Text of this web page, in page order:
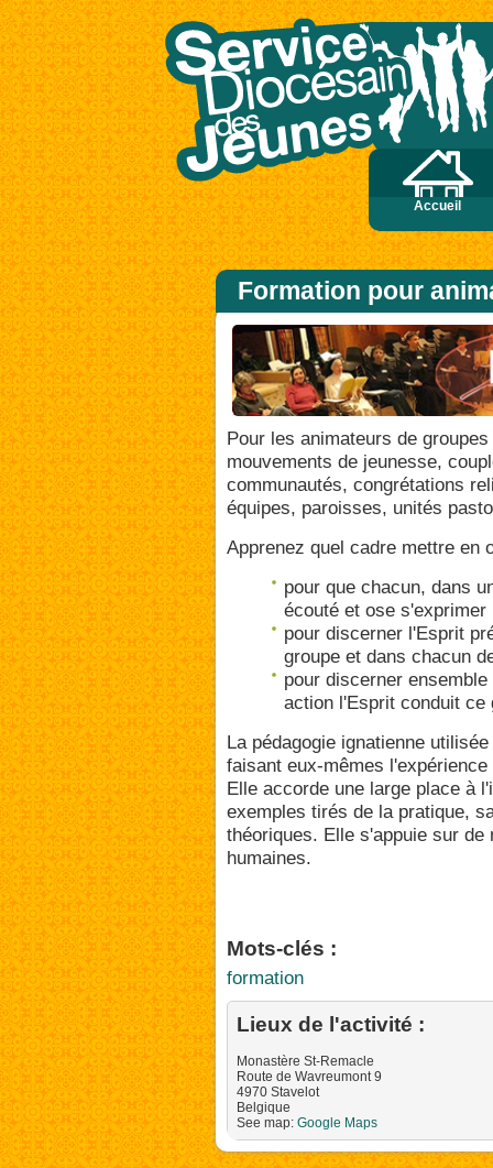
de foi, pourquoi as-tu douté ? » Et quand ils furent montés dans la
Accueil
Formation pour
Pour les animateurs de
mouvements de jeunesse,
communautés, congrétations
équipes, paroisses, unités
Apprenez quel cadre mettre en
pour que chacun, dans
écouté et ose s'exprimer
pour discerner l'Esprit
groupe et dans chacun
pour discerner
action l'Esprit conduit ce
La pédagogie ignatienne
faisant eux-mêmes
Elle accorde une large place à
exemples tirés de la pratique,
théoriques. Elle s'appuie sur
humaines.
Mots-clés :
formation
Lieux de l'activité :
Monastère St-Remacle
Route de Wavreumont 9
4970 Stavelot
Belgique
See map: Google Maps